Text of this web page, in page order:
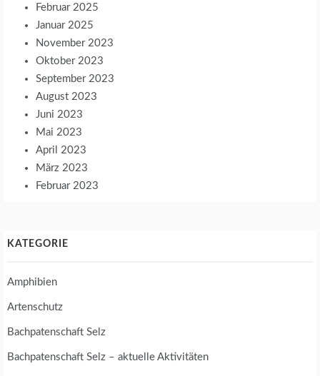
Februar 2025
Januar 2025
November 2023
Oktober 2023
September 2023
August 2023
Juni 2023
Mai 2023
April 2023
März 2023
Februar 2023
KATEGORIE
Amphibien
Artenschutz
Bachpatenschaft Selz
Bachpatenschaft Selz – aktuelle Aktivitäten